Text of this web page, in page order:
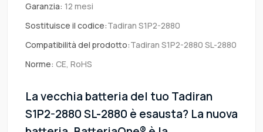
Garanzia: 12 mesi
Sostituisce il codice:Tadiran S1P2-2880
Compatibilità del prodotto:Tadiran S1P2-2880 SL-2880
Norme: CE, RoHS
La vecchia batteria del tuo Tadiran
S1P2-2880 SL-2880 è esausta? La nuova